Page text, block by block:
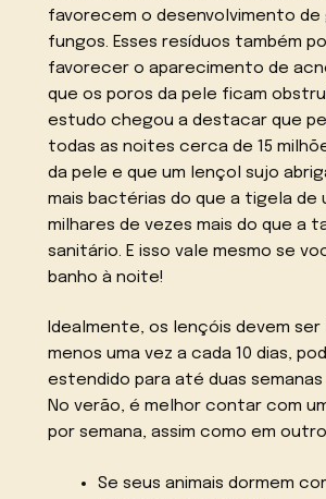
favorecem o desenvolvimento de
fungos. Esses resíduos também
favorecer o aparecimento de
que os poros da pele ficam
estudo chegou a destacar que
todas as noites cerca de 15
da pele e que um lençol sujo
mais bactérias do que a tigela de
milhares de vezes mais do que a
sanitário. E isso vale mesmo se
banho à noite!
Idealmente, os lençóis devem ser
menos uma vez a cada 10 dias,
estendido para até duas semanas
No verão, é melhor contar com
por semana, assim como em
Se seus animais dormem